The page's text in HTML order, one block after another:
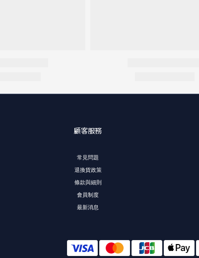
顧客服務
常見問題
退換貨政策
條款與細則
會員制度
最新消息